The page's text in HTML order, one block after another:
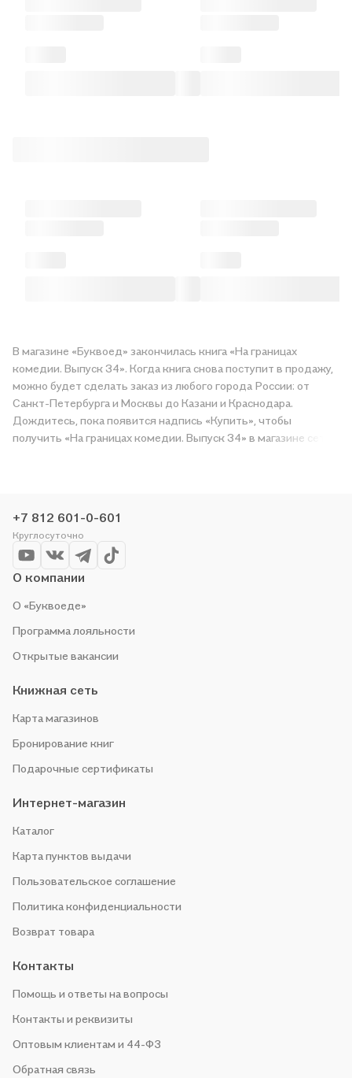
В магазине «Буквоед» закончилась книга «На границах
комедии. Выпуск 34». Когда книга снова поступит в продажу,
можно будет сделать заказ из любого города России: от
Санкт-Петербурга и Москвы до Казани и Краснодара.
Дождитесь, пока появится надпись «Купить», чтобы
получить «На границах комедии. Выпуск 34» в магазине сети
выгоду!
+7 812 601-0-601
Круглосуточно
О компании
О «Буквоеде»
Программа лояльности
Открытые вакансии
Книжная сеть
Карта магазинов
Бронирование книг
Подарочные сертификаты
Интернет-магазин
Каталог
Карта пунктов выдачи
Пользовательское соглашение
Политика конфиденциальности
Возврат товара
Контакты
Помощь и ответы на вопросы
Контакты и реквизиты
Оптовым клиентам и 44-ФЗ
Обратная связь